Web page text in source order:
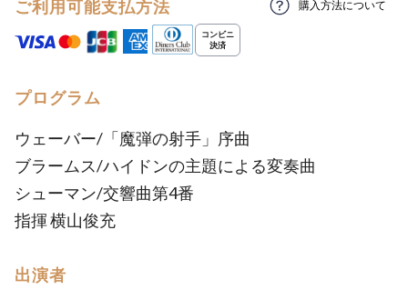
ご利用可能支払方法 購入方法について
プログラム
ウェーバー/「魔弾の射手」序曲
ブラームス/ハイドンの主題による変奏曲
シューマン/交響曲第4番
指揮 横山俊充
出演者